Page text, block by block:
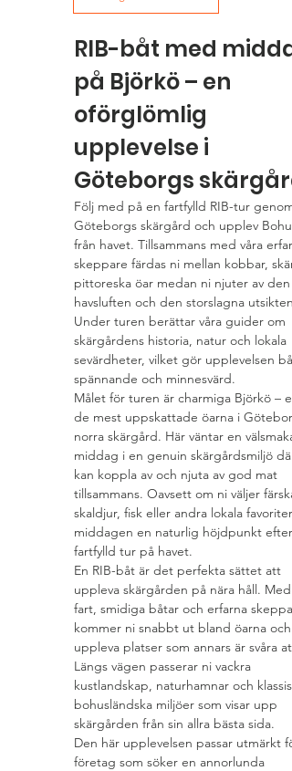
RIB-båt med
på Björkö – en
oförglömlig
upplevelse i
Göteborgs skärgård
Följ med på en fartfylld RIB-tur genom
Göteborgs skärgård och upplev
från havet. Tillsammans med våra
skeppare färdas ni mellan kobbar,
pittoreska öar medan ni njuter av den
havsluften och den storslagna utsikten.
Under turen berättar våra guider om
skärgårdens historia, natur och lokala
sevärdheter, vilket gör upplevelsen
spännande och minnesvärd.
Målet för turen är charmiga Björkö –
de mest uppskattade öarna i
norra skärgård. Här väntar en
middag i en genuin skärgårdsmiljö
kan koppla av och njuta av god mat
tillsammans. Oavsett om ni väljer färska
skaldjur, fisk eller andra lokala
middagen en naturlig höjdpunkt efter
fartfylld tur på havet.
En RIB-båt är det perfekta sättet att
uppleva skärgården på nära håll. Med
fart, smidiga båtar och erfarna
kommer ni snabbt ut bland öarna och
uppleva platser som annars är svåra
Längs vägen passerar ni vackra
kustlandskap, naturhamnar och
bohusländska miljöer som visar upp
skärgården från sin allra bästa sida.
Den här upplevelsen passar utmärkt
företag som söker en annorlunda